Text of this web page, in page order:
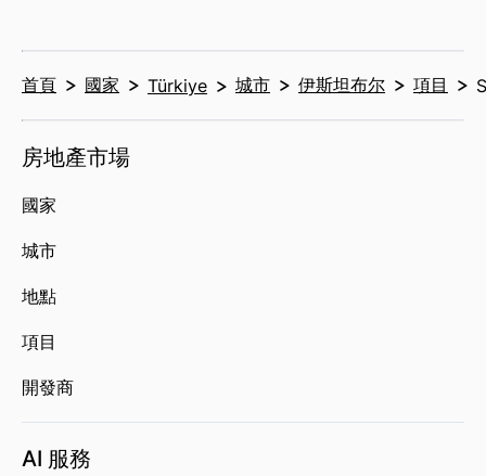
首頁 國家 Türkiye 城市 伊斯坦布尔 項目
房地產市場
國家
城市
地點
項目
開發商
AI 服務